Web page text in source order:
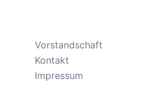
Vorstandschaft
Kontakt
Impressum